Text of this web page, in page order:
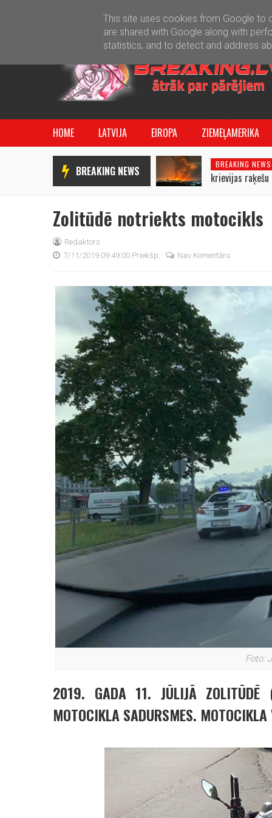
HOME LATVIJA EIROPA ZIEMEĻAMERIKA
BREAKING NEWS BREAKING NEWS
krievijas raķešu
Zolitūdē notriekts motocikls
Redaktors
7/11/2019 09:49:00 Priekšp.
Nav Komentāru
Foto:
2019. GADA 11. JŪLIJĀ ZOLITŪDĒ
MOTOCIKLA SADURSMES.
This site uses cookies from Google to
are shared with Google along with
statistics, and to detect and address